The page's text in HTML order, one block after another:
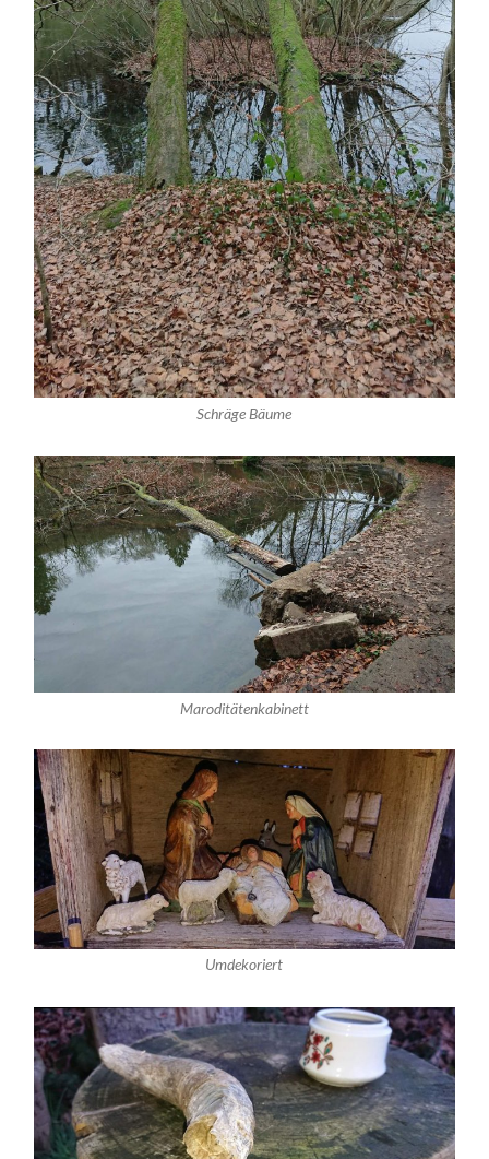
Schräge Bäume
Maroditätenkabinett
Umdekoriert